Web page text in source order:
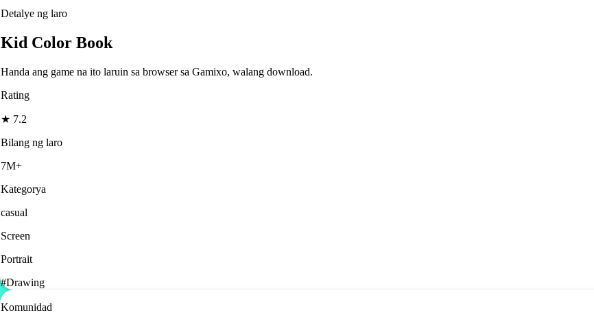
Detalye ng laro
Kid Color Book
Handa ang game na ito laruin sa browser sa Gamixo, walang download.
Rating
★ 7.2
Bilang ng laro
7M+
Kategorya
casual
Screen
Portrait
#Drawing
Komunidad